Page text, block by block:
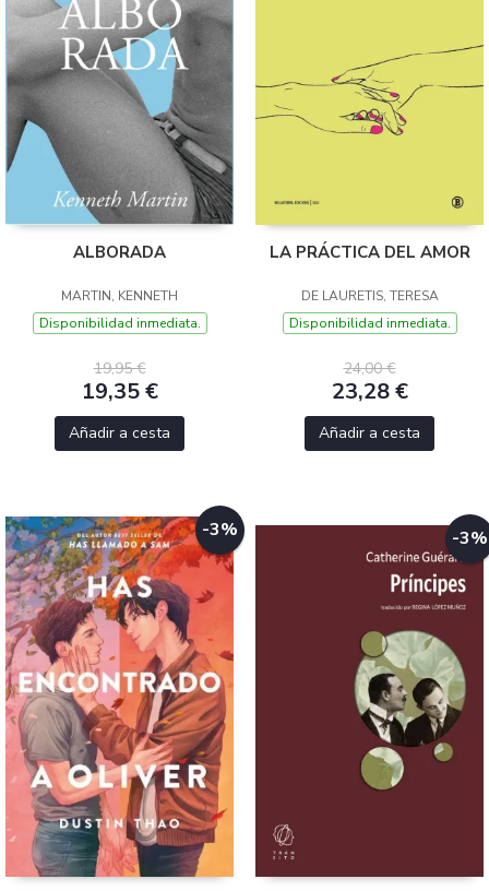
ALBORADA
MARTIN, KENNETH
Disponibilidad inmediata.
19,95 €
19,35 €
Añadir a cesta
LA PRÁCTICA DEL AMOR
DE LAURETIS, TERESA
Disponibilidad inmediata.
24,00 €
23,28 €
Añadir a cesta
-3% -3%